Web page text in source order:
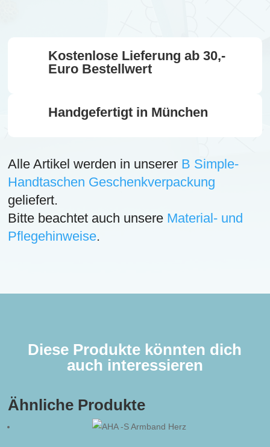
Kostenlose Lieferung ab 30,-
Euro Bestellwert
Handgefertigt in München
Alle Artikel werden in unserer B Simple-
Handtaschen Geschenkverpackung
geliefert.
Bitte beachtet auch unsere Material- und
Pflegehinweise.
Diese Produkte könnten dich
auch interessieren
Ähnliche Produkte